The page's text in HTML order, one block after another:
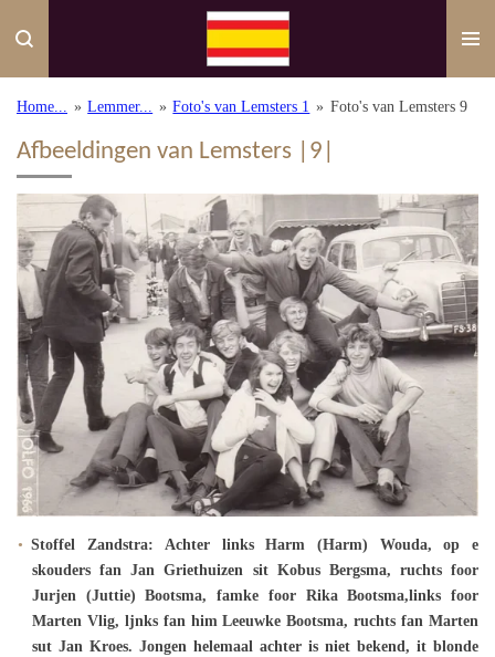
direct
de
Home... » Lemmer... » Foto's van Lemsters 1 » Foto's van Lemsters 9
Afbeeldingen van Lemsters |9|
Stoffel Zandstra: Achter links Harm (Harm) Wouda, op e
skouders fan Jan Griethuizen sit Kobus Bergsma, ruchts foor
Jurjen (Juttie) Bootsma, famke foor Rika Bootsma,links foor
Marten Vlig, ljnks fan him Leeuwke Bootsma, ruchts fan Marten
sut Jan Kroes. Jongen helemaal achter is niet bekend, it blonde